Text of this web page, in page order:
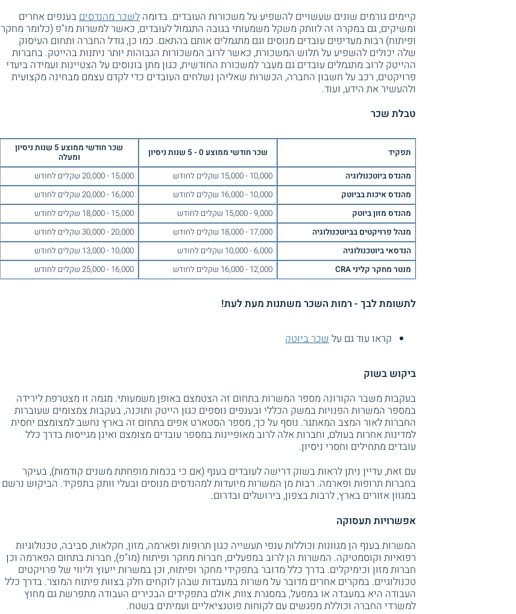
קיימים גורמים שונים שעשויים להשפיע על משכורות העובדים. בדומה לשכר מהנדסיםבענפים אחרים
ומשיקים, גם במקרה זה לוותק משקל משמעותי בגובה התגמול לעובדים, כאשר למשרות מו"פ (כלומר מחקר
ופיתוח) רבות מעדיפים עובדים מנוסים וגם מתגמלים אותם בהתאם. כמו כן, גודל החברה ותחום העיסוק
שלה יכולים להשפיע על תלוש המשכורת, כאשר לרוב המשכורות הגבוהות יותר ניתנות בהייטק. בחברות
ההייטק לרוב מתגמלים עובדים גם מעבר למשכורת החודשית, כגון מתן בונוסים על הצטיינות ועמידה ביעדי
פרויקטים, רכב על חשבון החברה, הכשרות שאליהן נשלחים העובדים כדי לקדם עצמם מבחינה מקצועית
ולהעשיר את הידע, ועוד.
טבלת שכר
תפקיד שכר חודשי ממוצע 0 - 5 שנות ניסיון
שכר חודשי ממוצע 5 שנות ניסיון
ומעלה
מהנדס ביוטכנולוגיה
10,000 - 15,000 שקלים לחודש
15,000 - 20,000 שקלים לחודש
מהנדס איכות בביוטק
10,000 - 16,000 שקלים לחודש
16,000 - 20,000 שקלים לחודש
מהנדס מזון ביוטק
9,000 - 15,000 שקלים לחודש
15,000 - 18,000 שקלים לחודש
מנהל פרויקטים בביוטכנולוגיה
17,000 - 18,000 שקלים לחודש
20,000 - 30,000 שקלים לחודש
הנדסאי ביוטכנולוגיה
6,000 - 10,000 שקלים לחודש
10,000 - 13,000 שקלים לחודש
מנטר מחקר קליני CRA
12,000 - 16,000 שקלים לחודש 16,000 - 25,000 שקלים לחודש
לתשומת לבך - רמות השכר משתנות מעת לעת!
קראו עוד גם עלשכר ביוטק
ביקוש בשוק
בעקבות משבר הקורונה מספר המשרות בתחום זה הצטמצם באופן משמעותי. מגמה זו מצטרפת לירידה
במספר המשרות הפנויות במשק הכללי ובענפים נוספים כגון הייטק ותוכנה, בעקבות צמצומים שעוברות
החברות לאור המצב המאתגר. נוסף על כך, מספר הסטארט אפים בתחום זה בארץ נחשב למצומצם יחסית
למדינות אחרות בעולם, וחברות אלה לרוב מאופיינות במספר עובדים מצומצם ואינן מגייסות בדרך כלל
עובדים מתחילים וחסרי ניסיון.
עם זאת, עדיין ניתן לראות בשוק דרישה לעובדים בענף (אם כי בכמות מופחתת משנים קודמות), בעיקר
בחברות תרופות ופארמה. רבות מן המשרות מיועדות למהנדסים מנוסים ובעלי וותק בתפקיד. הביקוש נרשם
במגוון אזורים בארץ, לרבות בצפון, בירושלים ובדרום.
אפשרויות תעסוקה
המשרות בענף הן מגוונות וכוללות ענפי תעשייה כגון תרופות ופארמה, מזון, חקלאות, סביבה, טכנולוגיות
רפואיות וקוסמטיקה. המשרות הן לרוב במפעלים, חברות מחקר ופיתוח (מו"פ), חברות בתחום הפארמה וכן
חברות מזון וכימיקלים. בדרך כלל מדובר בתפקידי מחקר ופיתוח, וכן במשרות ייעוץ וליווי של פרויקטים
טכנולוגיים. במקרים אחרים מדובר על משרות במעבדות שבהן לוקחים חלק בצוות פיתוח המוצר. בדרך כלל
העבודה היא במעבדה או במפעל, במסגרת צוות, אולם בתפקידים הבכירים העבודה מתפרשת גם מחוץ
למשרדי החברה וכוללת מפגשים עם לקוחות פוטנציאליים ועמיתים בשטח.